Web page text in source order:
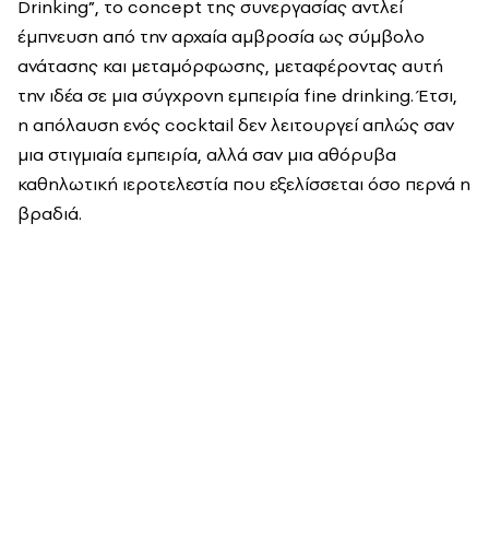
Drinking”, το concept της συνεργασίας αντλεί
έμπνευση από την αρχαία αμβροσία ως σύμβολο
ανάτασης και μεταμόρφωσης, μεταφέροντας αυτή
την ιδέα σε μια σύγχρονη εμπειρία fine drinking. Έτσι,
η απόλαυση ενός cocktail δεν λειτουργεί απλώς σαν
μια στιγμιαία εμπειρία, αλλά σαν μια αθόρυβα
καθηλωτική ιεροτελεστία που εξελίσσεται όσο περνά η
βραδιά.